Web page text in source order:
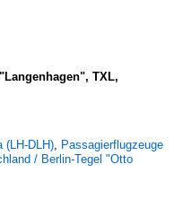
TXL,
(LH-DLH), Passagierflugzeuge
/ Berlin-Tegel "Otto